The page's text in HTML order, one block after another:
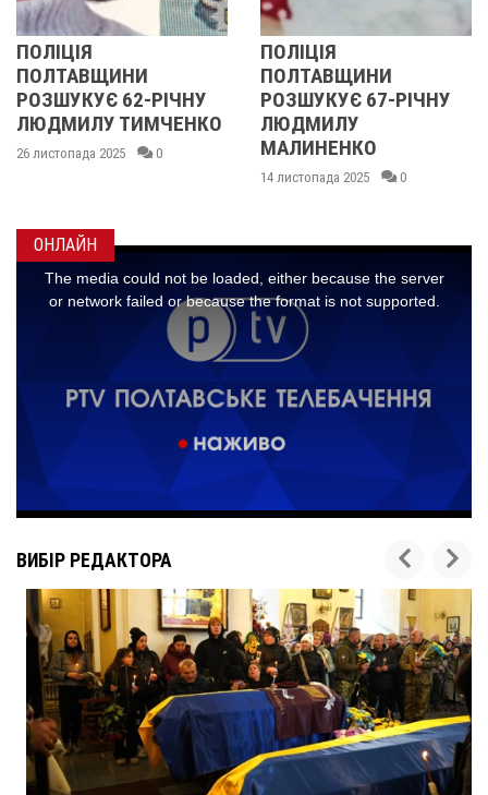
62-РІЧНУ
ТИМЧЕНКО
0
ПОЛТАВЩИНИ
РОЗШУКУЄ 67-РІЧНУ
ЛЮДМИЛУ
МАЛИНЕНКО
14 листопада 2025 0
ОНЛАЙН
ВИБІР РЕДАКТОРА